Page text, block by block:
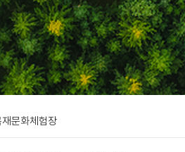
재문화체험장